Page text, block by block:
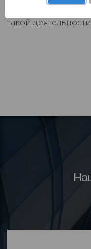
такой деятельности.